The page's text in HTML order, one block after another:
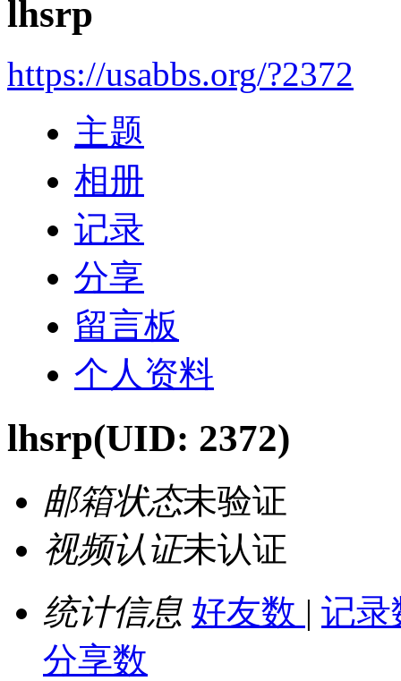
lhsrp
https://usabbs.org/?2372
主题
相册
记录
分享
留言板
个人资料
lhsrp(UID: 2372)
邮箱状态未验证
视频认证未认证
统计信息 好友数 | 记
分享数